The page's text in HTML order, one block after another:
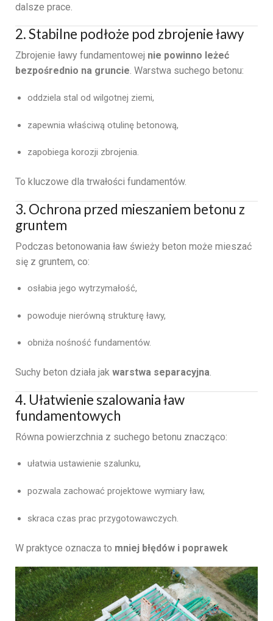
dalsze prace.
2. Stabilne podłoże pod zbrojenie ławy
Zbrojenie ławy fundamentowej nie powinno leżeć
bezpośrednio na gruncie. Warstwa suchego betonu:
oddziela stal od wilgotnej ziemi,
zapewnia właściwą otulinę betonową,
zapobiega korozji zbrojenia.
To kluczowe dla trwałości fundamentów.
3. Ochrona przed mieszaniem betonu z
gruntem
Podczas betonowania ław świeży beton może mieszać
się z gruntem, co:
osłabia jego wytrzymałość,
powoduje nierówną strukturę ławy,
obniża nośność fundamentów.
Suchy beton działa jak warstwa separacyjna.
4. Ułatwienie szalowania ław
fundamentowych
Równa powierzchnia z suchego betonu znacząco:
ułatwia ustawienie szalunku,
pozwala zachować projektowe wymiary ław,
skraca czas prac przygotowawczych.
W praktyce oznacza to mniej błędów i poprawek